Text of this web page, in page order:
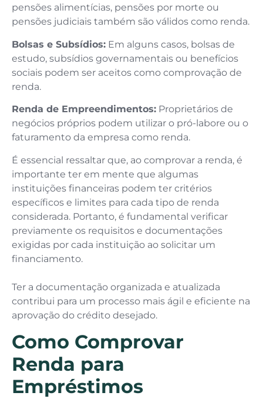
pensões alimentícias, pensões por morte ou
pensões judiciais também são válidos como renda.
Bolsas e Subsídios: Em alguns casos, bolsas de
estudo, subsídios governamentais ou benefícios
sociais podem ser aceitos como comprovação de
renda.
Renda de Empreendimentos: Proprietários de
negócios próprios podem utilizar o pró-labore ou o
faturamento da empresa como renda.
É essencial ressaltar que, ao comprovar a renda, é
importante ter em mente que algumas
instituições financeiras podem ter critérios
específicos e limites para cada tipo de renda
considerada. Portanto, é fundamental verificar
previamente os requisitos e documentações
exigidas por cada instituição ao solicitar um
financiamento.
Ter a documentação organizada e atualizada
contribui para um processo mais ágil e eficiente na
aprovação do crédito desejado.
Como Comprovar
Renda para
Empréstimos